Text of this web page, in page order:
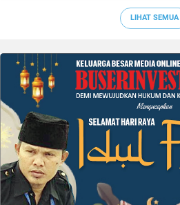
LIHAT SEMUA